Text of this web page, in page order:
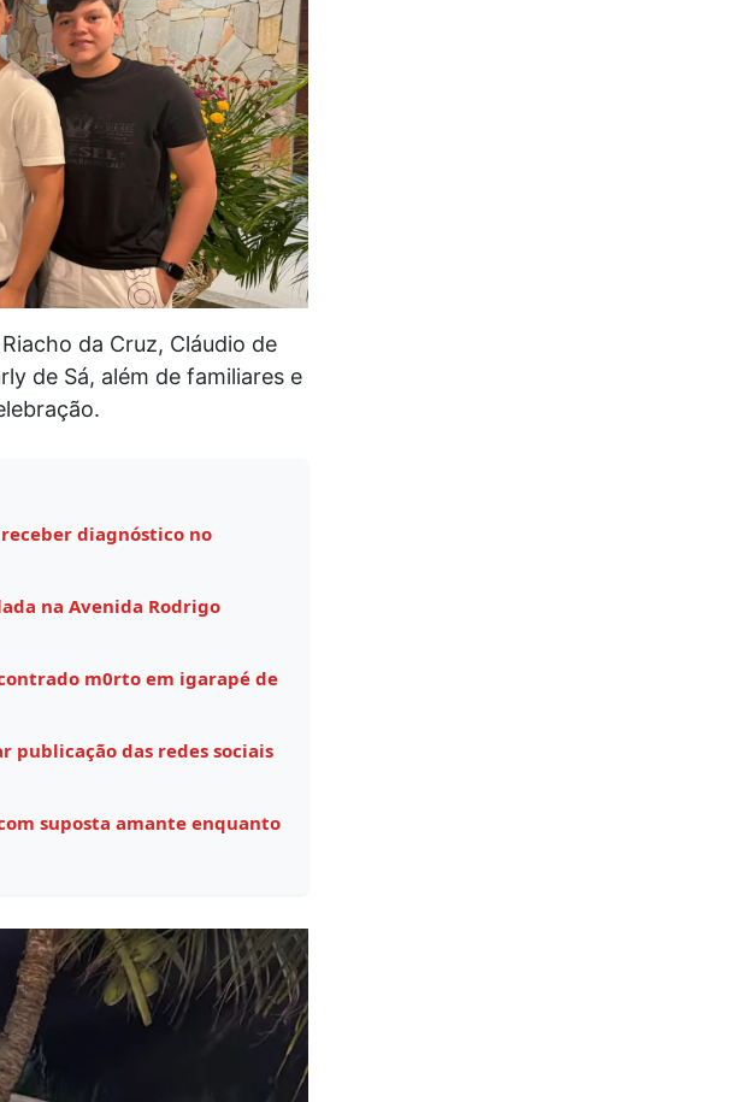
da Cruz, Cláudio de
de Sá, além de familiares e
receber diagnóstico no
na Avenida Rodrigo
m0rto em igarapé de
publicação das redes sociais
suposta amante enquanto